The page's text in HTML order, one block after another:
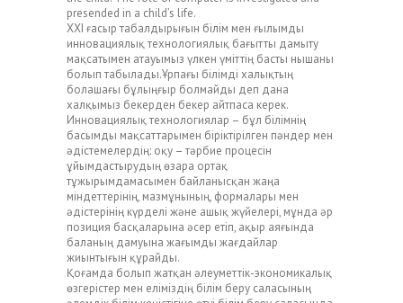
presended in a child’s life.
XXI ғасыр табалдырығын білім мен ғылымды
инновациялық технологиялық бағытты дамыту
мақсатымен атауымыз үлкен үміттің басты нышаны
болып табылады.Ұрпағы білімді халықтың
болашағы бұлыңғыр болмайды деп дана
халқымыз бекерден бекер айтпаса керек.
Инновациялық технологиялар – бұл білімнің
басымды мақсаттарымен біріктірілген пәндер мен
әдістемелердің: оқу – тәрбие процесін
ұйымдастырудың өзара ортақ
тұжырымдамасымен байланысқан жаңа
міндеттерінің, мазмұнының, формалары мен
әдістерінің күрделі және ашық жүйелері, мұнда әр
позиция басқаларына әсер етіп, ақыр аяғында
баланың дамуына жағымды жағдайлар
жиынтығын құрайды.
Қоғамда болып жатқан әлеуметтік-экономикалық
өзгерістер мен еліміздің білім беру саласының